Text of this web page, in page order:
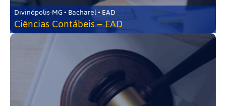
Divinópolis-MG • Bacharel • EAD
Ciências Contábeis – EAD